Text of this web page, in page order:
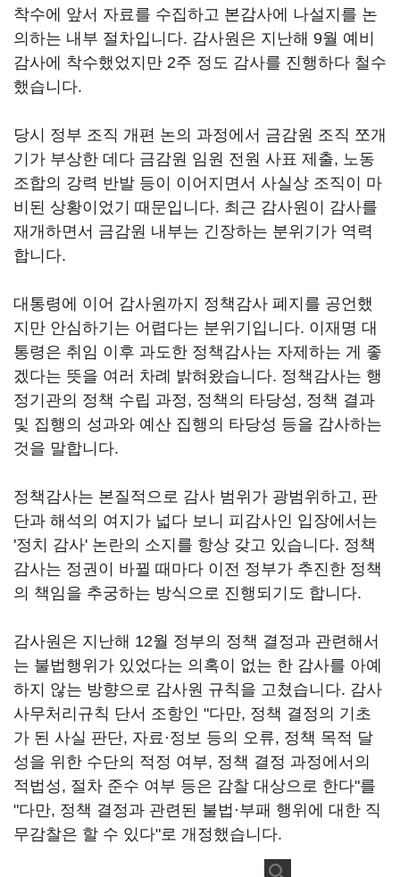
착수에 앞서 자료를 수집하고 본감사에 나설지를 논
의하는 내부 절차입니다. 감사원은 지난해 9월 예비
감사에 착수했었지만 2주 정도 감사를 진행하다 철수
했습니다.
당시 정부 조직 개편 논의 과정에서 금감원 조직 쪼개
기가 부상한 데다 금감원 임원 전원 사표 제출, 노동
조합의 강력 반발 등이 이어지면서 사실상 조직이 마
비된 상황이었기 때문입니다. 최근 감사원이 감사를
재개하면서 금감원 내부는 긴장하는 분위기가 역력
합니다.
대통령에 이어 감사원까지 정책감사 폐지를 공언했
지만 안심하기는 어렵다는 분위기입니다. 이재명 대
통령은 취임 이후 과도한 정책감사는 자제하는 게 좋
겠다는 뜻을 여러 차례 밝혀왔습니다. 정책감사는 행
정기관의 정책 수립 과정, 정책의 타당성, 정책 결과
및 집행의 성과와 예산 집행의 타당성 등을 감사하는
것을 말합니다.
정책감사는 본질적으로 감사 범위가 광범위하고, 판
단과 해석의 여지가 넓다 보니 피감사인 입장에서는
'정치 감사' 논란의 소지를 항상 갖고 있습니다. 정책
감사는 정권이 바뀔 때마다 이전 정부가 추진한 정책
의 책임을 추궁하는 방식으로 진행되기도 합니다.
감사원은 지난해 12월 정부의 정책 결정과 관련해서
는 불법행위가 있었다는 의혹이 없는 한 감사를 아예
하지 않는 방향으로 감사원 규칙을 고쳤습니다. 감사
사무처리규칙 단서 조항인 "다만, 정책 결정의 기초
가 된 사실 판단, 자료·정보 등의 오류, 정책 목적 달
성을 위한 수단의 적정 여부, 정책 결정 과정에서의
적법성, 절차 준수 여부 등은 감찰 대상으로 한다"를
"다만, 정책 결정과 관련된 불법·부패 행위에 대한 직
무감찰은 할 수 있다"로 개정했습니다.